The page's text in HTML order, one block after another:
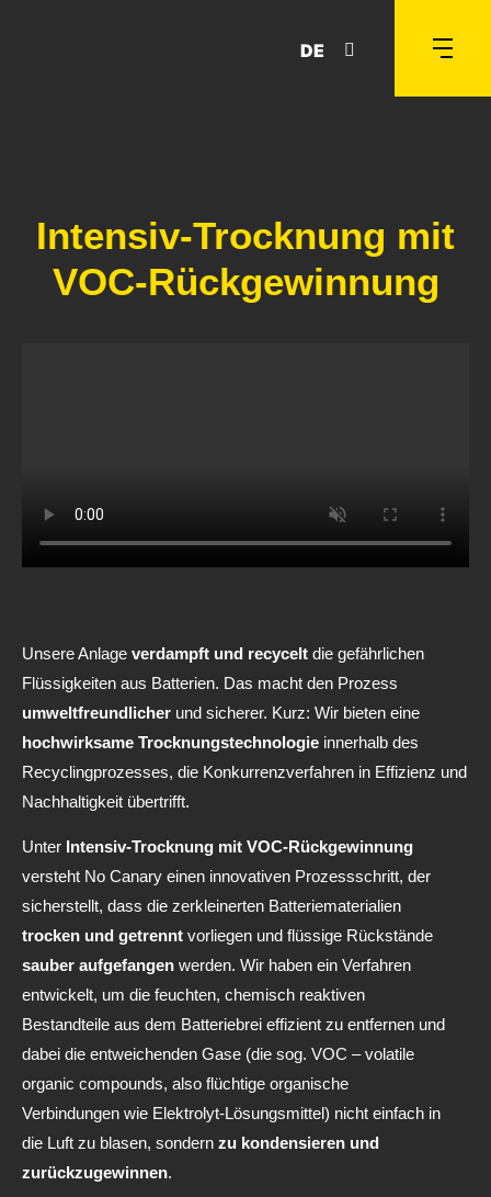
DE
Intensiv-Trocknung mit
VOC-Rückgewinnung
Unter Intensiv-Trocknung mit VOC-Rückgewinnung
versteht No Canary einen innovativen Prozessschritt, der
sicherstellt, dass die zerkleinerten Batteriematerialien
trocken und getrennt vorliegen und flüssige Rückstände
sauber aufgefangen werden. Wir haben ein Verfahren
entwickelt, um die feuchten, chemisch reaktiven
Bestandteile aus dem Batteriebrei effizient zu entfernen und
dabei die entweichenden Gase (die sog. VOC – volatile
organic compounds, also flüchtige organische
Verbindungen wie Elektrolyt-Lösungsmittel) nicht einfach in
die Luft zu blasen, sondern zu kondensieren und
zurückzugewinnen.
Unsere Anlage verdampft und recycelt die gefährlichen
Flüssigkeiten aus Batterien. Das macht den Prozess
umweltfreundlicher und sicherer. Kurz: Wir bieten eine
hochwirksame Trocknungstechnologie innerhalb des
Recyclingprozesses, die Konkurrenzverfahren in Effizienz und
Nachhaltigkeit übertrifft.